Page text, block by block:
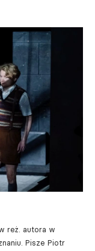
reż. autora w
Pisze Piotr